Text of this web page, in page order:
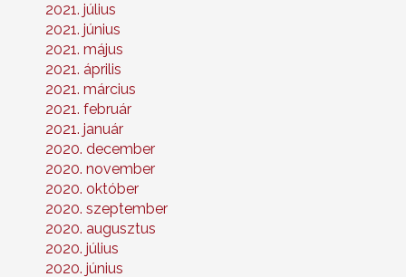
2021. július
2021. június
2021. május
2021. április
2021. március
2021. február
2021. január
2020. december
2020. november
2020. október
2020. szeptember
2020. augusztus
2020. július
2020. június